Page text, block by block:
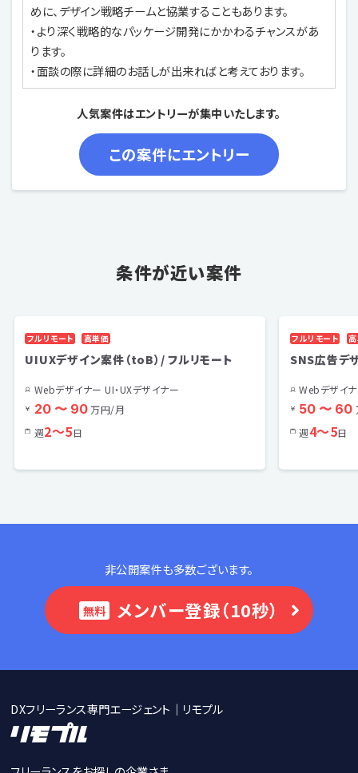
めに、デザイン戦略チームと協業することもあります。
・より深く戦略的なパッケージ開発にかかわるチャンスがあ
ります。
・面談の際に詳細のお話しが出来ればと考えております。
人気案件はエントリーが集中いたします。
条件が近い案件
フルリモート 高単価
UIUXデザイン案件（toB）/ フルリモート
Webデザイナー UI・UXデザイナー
20 〜 90万円/月
週2〜5日
フルリモート
SNS広告デ
Webデザイ
50 〜 60
週4〜5日
非公開案件も多数ございます。
無料 メンバー登録（10秒）
DXフリーランス専門エージェント｜リモプル